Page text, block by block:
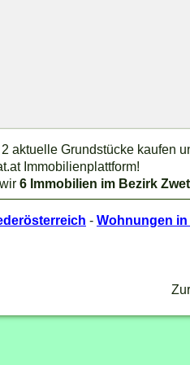
aktuelle Grundstücke kaufen
Immobilienplattform!
6 Immobilien im Bezirk
- Wohnungen